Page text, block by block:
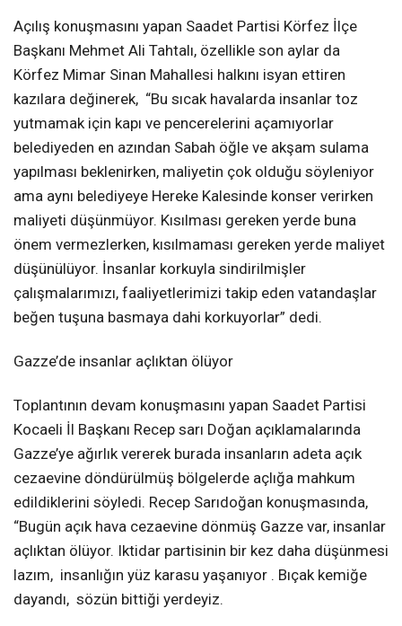
Açılış konuşmasını yapan Saadet Partisi Körfez İlçe
Başkanı Mehmet Ali Tahtalı, özellikle son aylar da
Körfez Mimar Sinan Mahallesi halkını isyan ettiren
kazılara değinerek, “Bu sıcak havalarda insanlar toz
yutmamak için kapı ve pencerelerini açamıyorlar
belediyeden en azından Sabah öğle ve akşam sulama
yapılması beklenirken, maliyetin çok olduğu söyleniyor
ama aynı belediyeye Hereke Kalesinde konser verirken
maliyeti düşünmüyor. Kısılması gereken yerde buna
önem vermezlerken, kısılmaması gereken yerde maliyet
düşünülüyor. İnsanlar korkuyla sindirilmişler
çalışmalarımızı, faaliyetlerimizi takip eden vatandaşlar
beğen tuşuna basmaya dahi korkuyorlar” dedi.
Gazze’de insanlar açlıktan ölüyor
Toplantının devam konuşmasını yapan Saadet Partisi
Kocaeli İl Başkanı Recep sarı Doğan açıklamalarında
Gazze’ye ağırlık vererek burada insanların adeta açık
cezaevine döndürülmüş bölgelerde açlığa mahkum
edildiklerini söyledi. Recep Sarıdoğan konuşmasında,
“Bugün açık hava cezaevine dönmüş Gazze var, insanlar
açlıktan ölüyor. Iktidar partisinin bir kez daha düşünmesi
lazım, insanlığın yüz karasu yaşanıyor . Bıçak kemiğe
dayandı, sözün bittiği yerdeyiz.